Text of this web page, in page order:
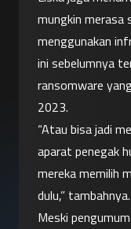
mungkin merasa
menggunakan
ini sebelumnya
ransomware
2023.
“Atau bisa jadi
aparat penegak
mereka memilih
dulu,” tambahnya.
Meski